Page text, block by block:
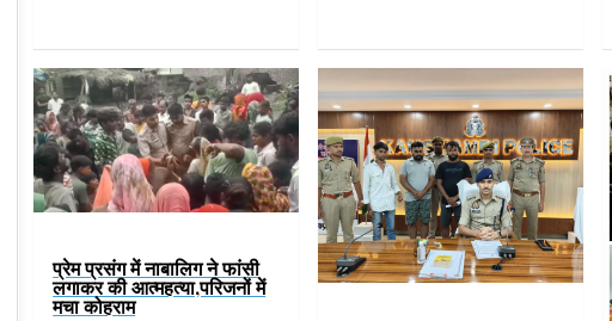
प्रेम प्रसंग में नाबालिग ने फांसी
लगाकर की आत्महत्या,परिजनों में
मचा कोहराम